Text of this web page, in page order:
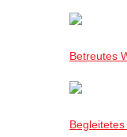
Betreutes